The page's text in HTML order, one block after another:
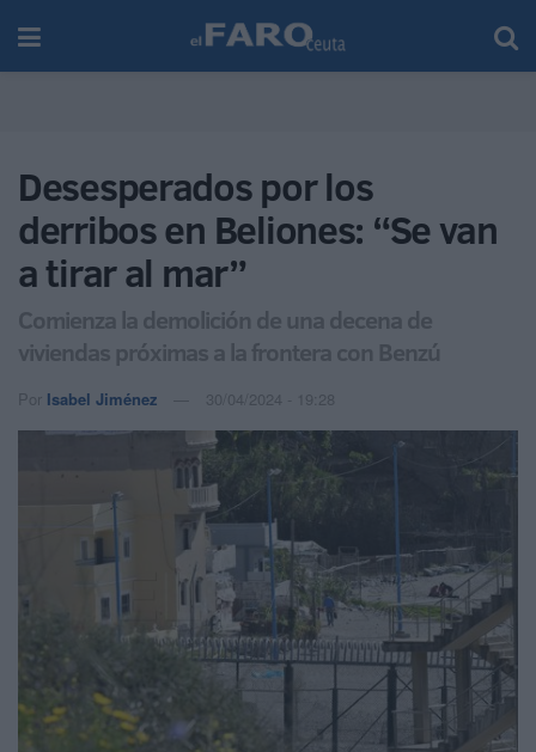
Desesperados por los
derribos en Beliones: “Se van
a tirar al mar”
Comienza la demolición de una decena de
viviendas próximas a la frontera con Benzú
Por Isabel Jiménez 30/04/2024 - 19:28